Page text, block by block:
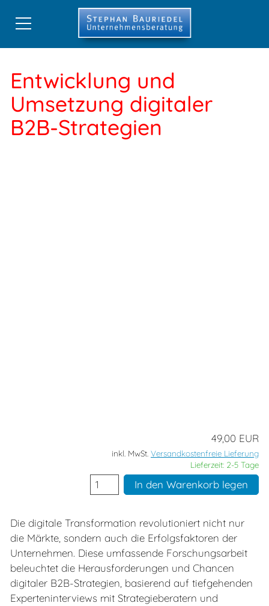
CRM-Beratung
CRM-Best-Practice
Digitale Strategien
Entwicklung und
Umsetzung digitaler
B2B-Strategien
49,00 EUR
inkl. MwSt. Versandkostenfreie Lieferung
Lieferzeit: 2-5 Tage
In den Warenkorb legen
Die digitale Transformation revolutioniert nicht nur
die Märkte, sondern auch die Erfolgsfaktoren der
Unternehmen. Diese umfassende Forschungsarbeit
beleuchtet die Herausforderungen und Chancen
digitaler B2B-Strategien, basierend auf tiefgehenden
Experteninterviews mit Strategieberatern und